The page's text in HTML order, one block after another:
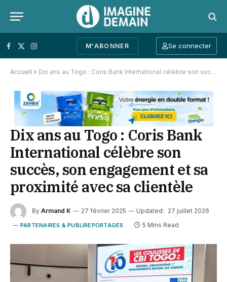
Facebook
X (Twitter)
Instagram
M'ABONNER Se connecter
Accueil » Dix ans au Togo : Coris Bank International célèbre son succès, son engagement et sa proximité avec sa clientèle
Dix ans au Togo : Coris Bank
International célèbre son
succès, son engagement et sa
proximité avec sa clientèle
By Armand K 27 février 2025 Updated: 27 juillet 2026
PARTENAIRES & PUBLIREPORTAGES 5 Mins Read